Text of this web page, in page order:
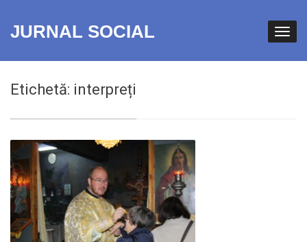
JURNAL SOCIAL
Etichetă: interpreți